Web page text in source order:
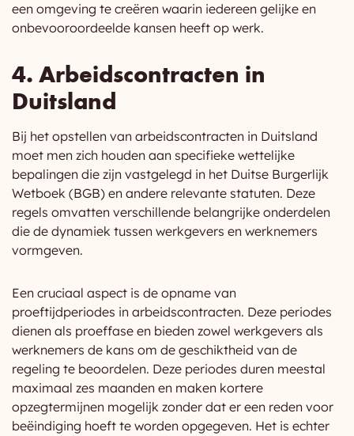
een omgeving te creëren waarin iedereen gelijke en
onbevooroordeelde kansen heeft op werk.
4. Arbeidscontracten in
Duitsland
Bij het opstellen van arbeidscontracten in Duitsland
moet men zich houden aan specifieke wettelijke
bepalingen die zijn vastgelegd in het Duitse Burgerlijk
Wetboek (BGB) en andere relevante statuten. Deze
regels omvatten verschillende belangrijke onderdelen
die de dynamiek tussen werkgevers en werknemers
vormgeven.
Een cruciaal aspect is de opname van
proeftijdperiodes in arbeidscontracten. Deze periodes
dienen als proeffase en bieden zowel werkgevers als
werknemers de kans om de geschiktheid van de
regeling te beoordelen. Deze periodes duren meestal
maximaal zes maanden en maken kortere
opzegtermijnen mogelijk zonder dat er een reden voor
beëindiging hoeft te worden opgegeven. Het is echter